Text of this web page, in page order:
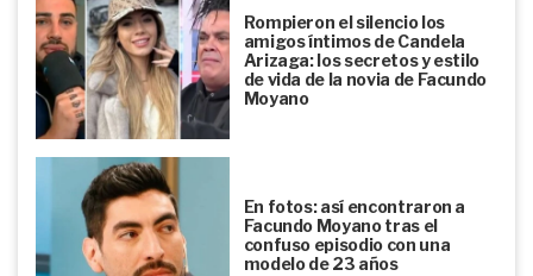
Rompieron el silencio los
amigos íntimos de Candela
Arizaga: los secretos y estilo
de vida de la novia de Facundo
Moyano
En fotos: así encontraron a
Facundo Moyano tras el
confuso episodio con una
modelo de 23 años